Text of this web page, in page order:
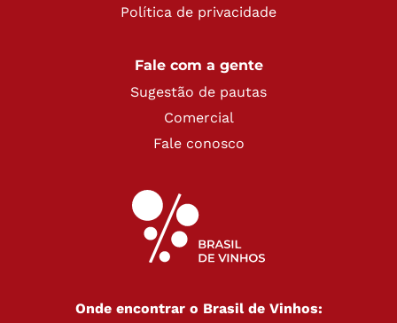
Política de privacidade
Fale com a gente
Sugestão de pautas
Comercial
Fale conosco
Onde encontrar o Brasil de Vinhos: